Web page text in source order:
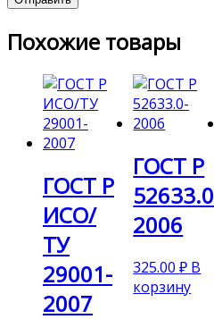
Похожие товары
ГОСТ Р
ИСО/
ТУ
29001-
2007
ГОСТ Р
2006
325.00₽ В
корзину